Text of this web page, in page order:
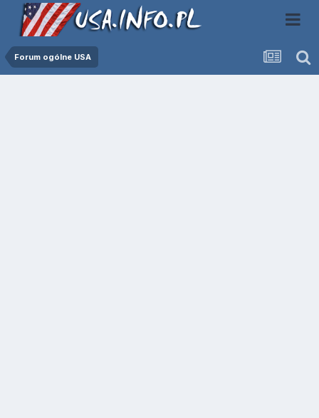
Forum ogólne USA